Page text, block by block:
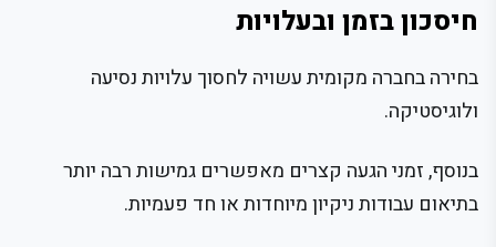
חיסכון בזמן ובעלויות
בחירה בחברה מקומית עשויה לחסוך עלויות נסיעה
ולוגיסטיקה.
בנוסף, זמני הגעה קצרים מאפשרים גמישות רבה יותר
בתיאום עבודות ניקיון מיוחדות או חד פעמיות.